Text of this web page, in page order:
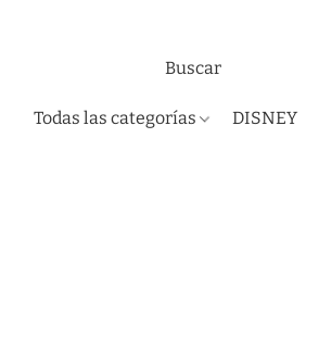
Todas las categorías DISNEY